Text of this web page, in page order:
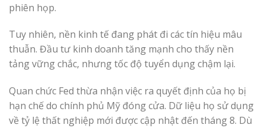
phiên họp.
Tuy nhiên, nền kinh tế đang phát đi các tín hiệu mâu
thuẫn. Đầu tư kinh doanh tăng mạnh cho thấy nền
tảng vững chắc, nhưng tốc độ tuyển dụng chậm lại.
Quan chức Fed thừa nhận việc ra quyết định của họ bị
hạn chế do chính phủ Mỹ đóng cửa. Dữ liệu họ sử dụng
về tỷ lệ thất nghiệp mới được cập nhật đến tháng 8. Dù